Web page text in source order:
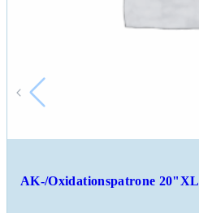
AK-/Oxidationspatrone 20"XL